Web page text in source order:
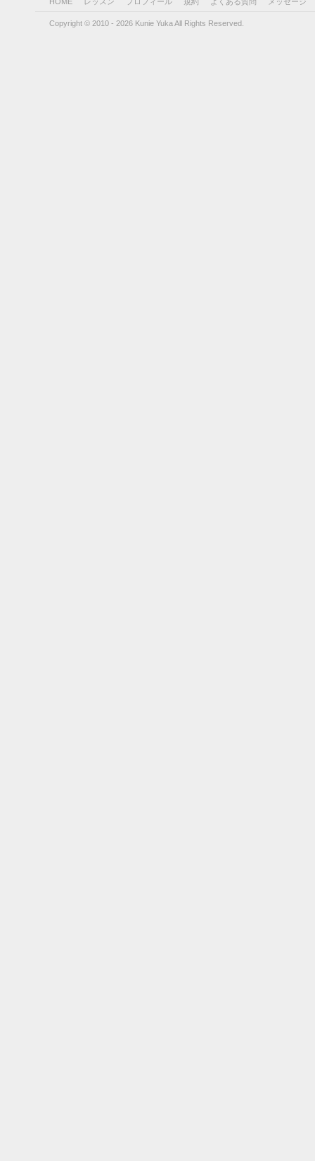
Copyright © 2010 - 2026 Kunie Yuka All Rights Reserved.